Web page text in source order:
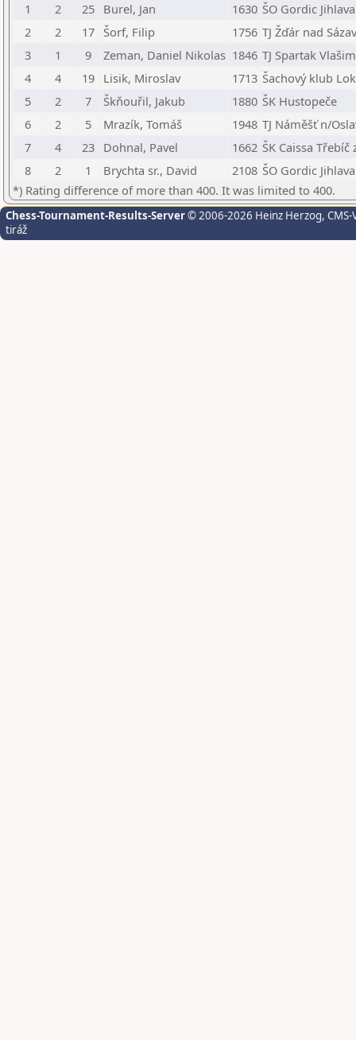
1
2 25 Burel, Jan 1630 ŠO Gordic Jihlava
2
2 17 Šorf, Filip 1756 TJ Žďár nad
3
1 9 Zeman, Daniel Nikolas 1846 TJ Spartak Vlašim
4
4 19 Lisik, Miroslav 1713 Šachový klub
5
2 7 Škňouřil, Jakub 1880 ŠK Hustopeče
6
2 5 Mrazík, Tomáš 1948 TJ Náměšť n/
7
4 23 Dohnal, Pavel 1662 ŠK Caissa Třebíč
8
2 1 Brychta sr., David 2108 ŠO Gordic Jihlava
*) Rating difference of more than 400. It was limited to 400.
Chess-Tournament-Results-Server© 2006-2026 Heinz Herzog,
tiráž